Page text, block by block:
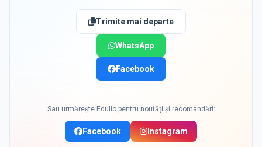
Trimite mai departe
WhatsApp
Facebook
Sau urmărește Edulio pentru noutăți și recomandări:
Facebook Instagram